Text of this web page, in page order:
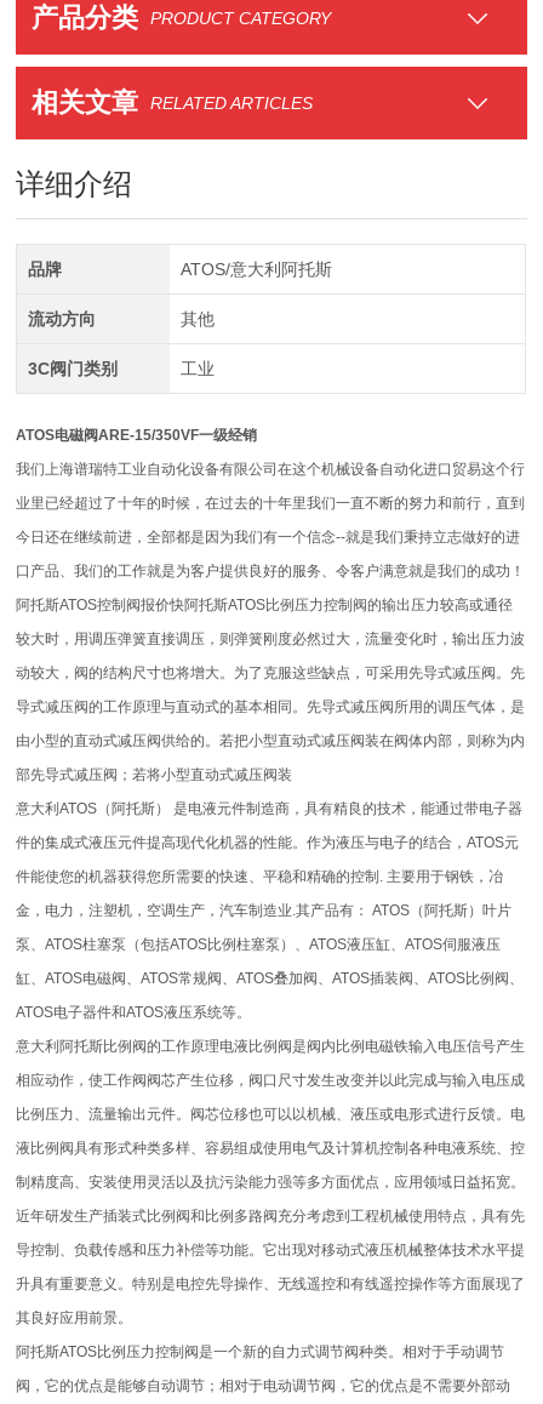
产品分类 PRODUCT CATEGORY
相关文章 RELATED ARTICLES
详细介绍
品牌 ATOS/意大利阿托斯
流动方向 其他
3C阀门类别 工业
ATOS电磁阀ARE-15/350VF一级经销
我们上海谱瑞特工业自动化设备有限公司在这个机械设备自动化进口贸易这个行
业里已经超过了十年的时候，在过去的十年里我们一直不断的努力和前行，直到
今日还在继续前进，全部都是因为我们有一个信念--就是我们秉持立志做好的进
口产品、我们的工作就是为客户提供良好的服务、令客户满意就是我们的成功！
阿托斯ATOS控制阀报价快阿托斯ATOS比例压力控制阀的输出压力较高或通径
较大时，用调压弹簧直接调压，则弹簧刚度必然过大，流量变化时，输出压力波
动较大，阀的结构尺寸也将增大。为了克服这些缺点，可采用先导式减压阀。先
导式减压阀的工作原理与直动式的基本相同。先导式减压阀所用的调压气体，是
由小型的直动式减压阀供给的。若把小型直动式减压阀装在阀体内部，则称为内
部先导式减压阀；若将小型直动式减压阀装
意大利ATOS（阿托斯） 是电液元件制造商，具有精良的技术，能通过带电子器
件的集成式液压元件提高现代化机器的性能。作为液压与电子的结合，ATOS元
件能使您的机器获得您所需要的快速、平稳和精确的控制. 主要用于钢铁，冶
金，电力，注塑机，空调生产，汽车制造业.其产品有： ATOS（阿托斯）叶片
泵、ATOS柱塞泵（包括ATOS比例柱塞泵）、ATOS液压缸、ATOS伺服液压
缸、ATOS电磁阀、ATOS常规阀、ATOS叠加阀、ATOS插装阀、ATOS比例阀、
ATOS电子器件和ATOS液压系统等。
意大利阿托斯比例阀的工作原理电液比例阀是阀内比例电磁铁输入电压信号产生
相应动作，使工作阀阀芯产生位移，阀口尺寸发生改变并以此完成与输入电压成
比例压力、流量输出元件。阀芯位移也可以以机械、液压或电形式进行反馈。电
液比例阀具有形式种类多样、容易组成使用电气及计算机控制各种电液系统、控
制精度高、安装使用灵活以及抗污染能力强等多方面优点，应用领域日益拓宽。
近年研发生产插装式比例阀和比例多路阀充分考虑到工程机械使用特点，具有先
导控制、负载传感和压力补偿等功能。它出现对移动式液压机械整体技术水平提
升具有重要意义。特别是电控先导操作、无线遥控和有线遥控操作等方面展现了
其良好应用前景。
阿托斯ATOS比例压力控制阀是一个新的自力式调节阀种类。相对于手动调节
阀，它的优点是能够自动调节；相对于电动调节阀，它的优点是不需要外部动